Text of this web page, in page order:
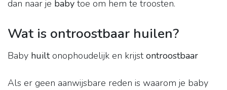
dan naar je baby toe om hem te troosten.
Wat is ontroostbaar huilen?
Baby huiltonophoudelijk en krijstontroostbaar
Als er geen aanwijsbare reden is waarom je baby